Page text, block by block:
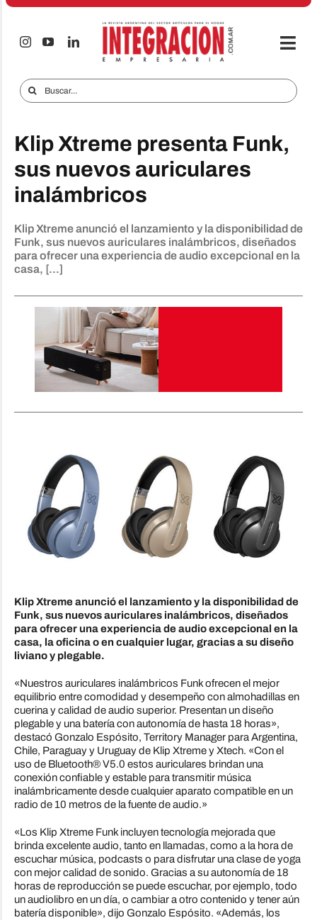
Saltar
Audio & TV
iTECNO
Celulares
Informes Especiales
Anuncie
Contacto
Buscar:
Klip Xtreme presenta Funk,
sus nuevos auriculares
inalámbricos
Klip Xtreme anunció el lanzamiento y la disponibilidad de
Funk, sus nuevos auriculares inalámbricos, diseñados
para ofrecer una experiencia de audio excepcional en la
casa, [...]
Klip Xtreme anunció el lanzamiento y la disponibilidad de
Funk, sus nuevos auriculares inalámbricos, diseñados
para ofrecer una experiencia de audio excepcional en la
casa, la oficina o en cualquier lugar, gracias a su diseño
liviano y plegable.
«Nuestros auriculares inalámbricos Funk ofrecen el mejor
equilibrio entre comodidad y desempeño con almohadillas en
cuerina y calidad de audio superior. Presentan un diseño
plegable y una batería con autonomía de hasta 18 horas»,
destacó Gonzalo Espósito, Territory Manager para Argentina,
Chile, Paraguay y Uruguay de Klip Xtreme y Xtech. «Con el
uso de Bluetooth® V5.0 estos auriculares brindan una
conexión confiable y estable para transmitir música
inalámbricamente desde cualquier aparato compatible en un
radio de 10 metros de la fuente de audio.»
«Los Klip Xtreme Funk incluyen tecnología mejorada que
brinda excelente audio, tanto en llamadas, como a la hora de
escuchar música, podcasts o para disfrutar una clase de yoga
con mejor calidad de sonido. Gracias a su autonomía de 18
horas de reproducción se puede escuchar, por ejemplo, todo
un audiolibro en un día, o cambiar a otro contenido y tener aún
batería disponible», dijo Gonzalo Espósito. «Además, los